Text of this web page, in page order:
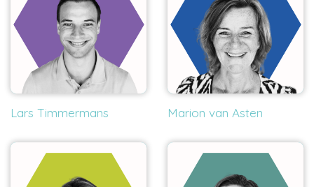
Lars Timmermans Marion van Asten